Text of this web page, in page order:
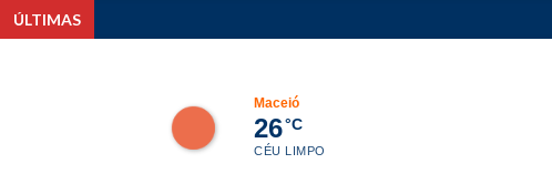
ÚLTIMAS Rui Palmeira
Maceió
26°C
CÉU LIMPO